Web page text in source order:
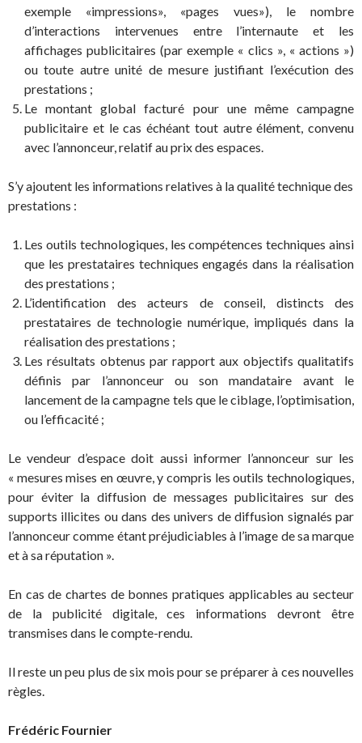
exemple «impressions», «pages vues»), le nombre
d’interactions intervenues entre l’internaute et les
affichages publicitaires (par exemple « clics », « actions »)
ou toute autre unité de mesure justifiant l’exécution des
prestations ;
Le montant global facturé pour une même campagne
publicitaire et le cas échéant tout autre élément, convenu
avec l’annonceur, relatif au prix des espaces.
S’y ajoutent les informations relatives à la qualité technique des
prestations :
Les outils technologiques, les compétences techniques ainsi
que les prestataires techniques engagés dans la réalisation
des prestations ;
L’identification des acteurs de conseil, distincts des
prestataires de technologie numérique, impliqués dans la
réalisation des prestations ;
Les résultats obtenus par rapport aux objectifs qualitatifs
définis par l’annonceur ou son mandataire avant le
lancement de la campagne tels que le ciblage, l’optimisation,
ou l’efficacité ;
Le vendeur d’espace doit aussi informer l’annonceur sur les
« mesures mises en œuvre, y compris les outils technologiques,
pour éviter la diffusion de messages publicitaires sur des
supports illicites ou dans des univers de diffusion signalés par
l’annonceur comme étant préjudiciables à l’image de sa marque
et à sa réputation ».
En cas de chartes de bonnes pratiques applicables au secteur
de la publicité digitale, ces informations devront être
transmises dans le compte-rendu.
Il reste un peu plus de six mois pour se préparer à ces nouvelles
règles.
Frédéric Fournier